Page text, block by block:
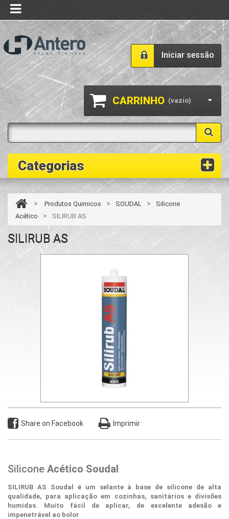
Categorias
Iniciar sessão
CARRINHO (vazio)
> Produtos Quimicos > SOUDAL >
Silicone
Acético
> SILIRUB AS
SILIRUB AS
Share on Facebook Imprimir
Silicone Acético Soudal
SILIRUB AS Soudal é um selante à base de silicone de alta
qualidade, para aplicação em cozinhas, sanitários e divisões
humidas. Muito fácil de aplicar, de excelente adesão e
impenetrável ao bolor.